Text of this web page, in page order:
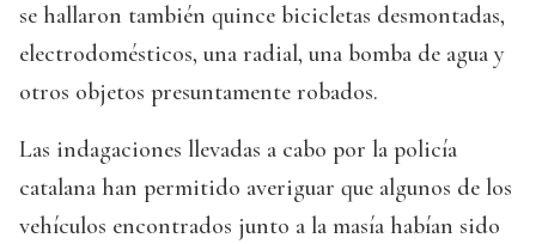
se hallaron también quince bicicletas desmontadas,
electrodomésticos, una radial, una bomba de agua y
otros objetos presuntamente robados.
Las indagaciones llevadas a cabo por la policía
catalana han permitido averiguar que algunos de los
vehículos encontrados junto a la masía habían sido